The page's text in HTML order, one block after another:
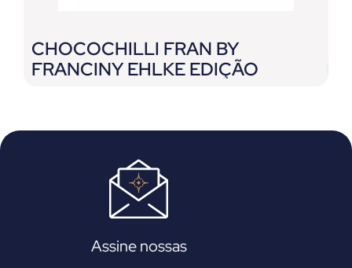
CHOCOCHILLI FRAN BY
FRANCINY EHLKE EDIÇÃO
Assine nossas